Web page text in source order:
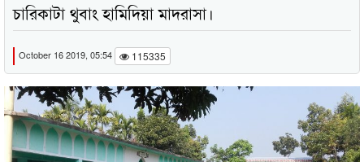
চারিকাটা থুবাং হামিদিয়া মাদরাসা।
October 16 2019, 05:54 115335